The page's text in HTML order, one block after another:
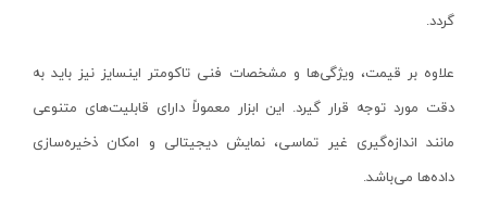
دستگاه پرس
سه نظام
گیره فاضلابی
پیستون
گردد.
علاوه بر قیمت، ویژگی‌ها و مشخصات فنی تاکومتر اینسایز نیز باید به
دقت مورد توجه قرار گیرد. این ابزار معمولاً دارای قابلیت‌های متنوعی
مانند اندازه‌گیری غیر تماسی، نمایش دیجیتالی و امکان ذخیره‌سازی
داده‌ها می‌باشد.